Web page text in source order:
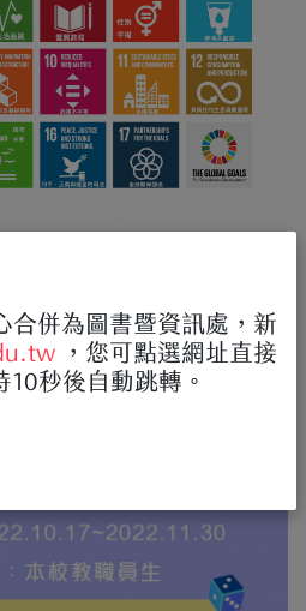
翁
合併為圖書暨資訊處，新
，您可點選網址直接
10秒後自動跳轉。